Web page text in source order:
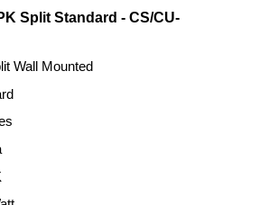
Split Standard- CS/CU-
Wall Mounted